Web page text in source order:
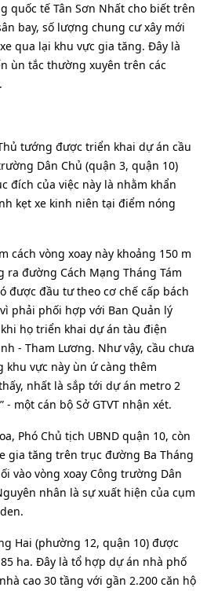
quốc tế Tân Sơn Nhất cho biết trên
bay, số lượng chung cư xây mới
qua lại khu vực gia tăng. Đây là
ùn tắc thường xuyên trên các
tướng được triển khai dự án cầu
Dân Chủ (quận 3, quận 10)
đích của việc này là nhằm khẩn
kẹt xe kinh niên tại điểm nóng
cách vòng xoay này khoảng 150 m
đường Cách Mạng Tháng Tám
được đầu tư theo cơ chế cấp bách
phải phối hợp với Ban Quản lý
họ triển khai dự án tàu điện
- Tham Lương. Như vậy, cầu chưa
khu vực này ùn ứ càng thêm
nhất là sắp tới dự án metro 2
một cán bộ Sở GTVT nhận xét.
Phó Chủ tịch UBND quận 10, còn
gia tăng trên trục đường Ba Tháng
vào vòng xoay Công trường Dân
nhân là sự xuất hiện của cụm
Hai (phường 12, quận 10) được
ha. Đây là tổ hợp dự án nhà phố
cao 30 tầng với gần 2.200 căn hộ